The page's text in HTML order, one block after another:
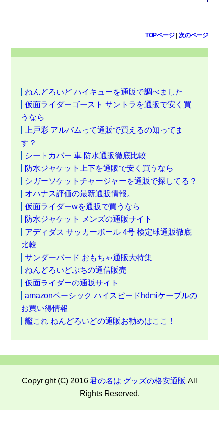
TOPページ| 次のページ
ねんどろいど ハイキューを通販で調べました
仮面ライダーゴースト サントラを通販で安く買
うなら
上戸彩 アルバムって通販で買えるの知ってま
す？
シートカバー 車 防水通販徹底比較
防水ジャケット上下を通販で安く買うなら
シガーソケットチャージャーを通販で探してる？
オハナス評価の最新通販情報。
仮面ライダーwを通販で買うなら
防水ジャケット メンズの通販サイト
アディダス サッカーボール 4号 検定球通販徹底
比較
サンダーバード おもちゃ通販大特集
ねんどろいどぷちの通信販売
仮面ライダーの通販サイト
amazonベーシック ハイスピードhdmiケーブルの
お買い得情報
艦これ ねんどろいどの通販お勧めはここ！
Copyright (C) 2016 君の名は グッズの格安通販 All
Rights Reserved.